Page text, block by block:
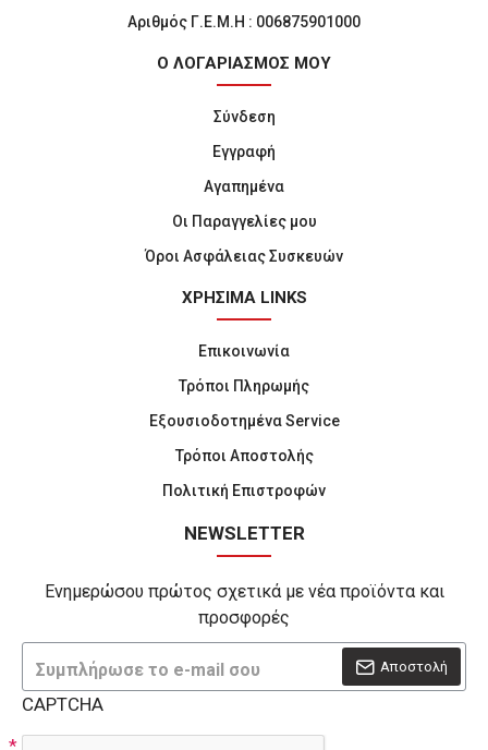
Αριθμός Γ.Ε.Μ.Η : 006875901000
Ο ΛΟΓΑΡΙΑΣΜΟΣ ΜΟΥ
Σύνδεση
Εγγραφή
Αγαπημένα
Οι Παραγγελίες μου
Όροι Ασφάλειας Συσκευών
ΧΡΗΣΙΜΑ LINKS
Επικοινωνία
Τρόποι Πληρωμής
Εξουσιοδοτημένα Service
Τρόποι Αποστολής
Πολιτική Επιστροφών
NEWSLETTER
Ενημερώσου πρώτος σχετικά με νέα προϊόντα και
προσφορές
Αποστολή
CAPTCHA